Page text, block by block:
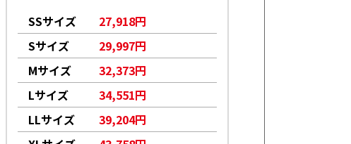
SSサイズ
27,918円
Sサイズ
29,997円
Mサイズ
32,373円
Lサイズ
34,551円
LLサイズ
39,204円